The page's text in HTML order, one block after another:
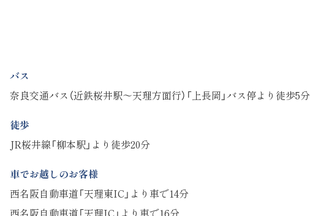
バス
奈良交通バス（近鉄桜井駅～天理方面行）「上長岡」バス停より徒歩5分
徒歩
JR桜井線「柳本駅」より徒歩20分
車でお越しのお客様
西名阪自動車道「天理東IC」より車で14分
西名阪自動車道「天理IC」より車で16分